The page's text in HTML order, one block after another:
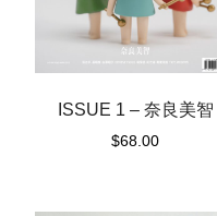
ISSUE 1 – 奈良美智
$68.00